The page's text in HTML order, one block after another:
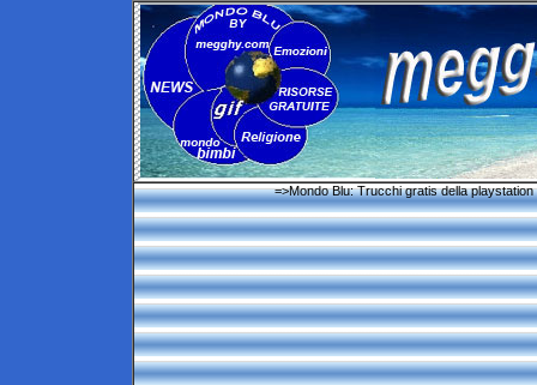
=>Mondo Blu: Trucchi gratis della